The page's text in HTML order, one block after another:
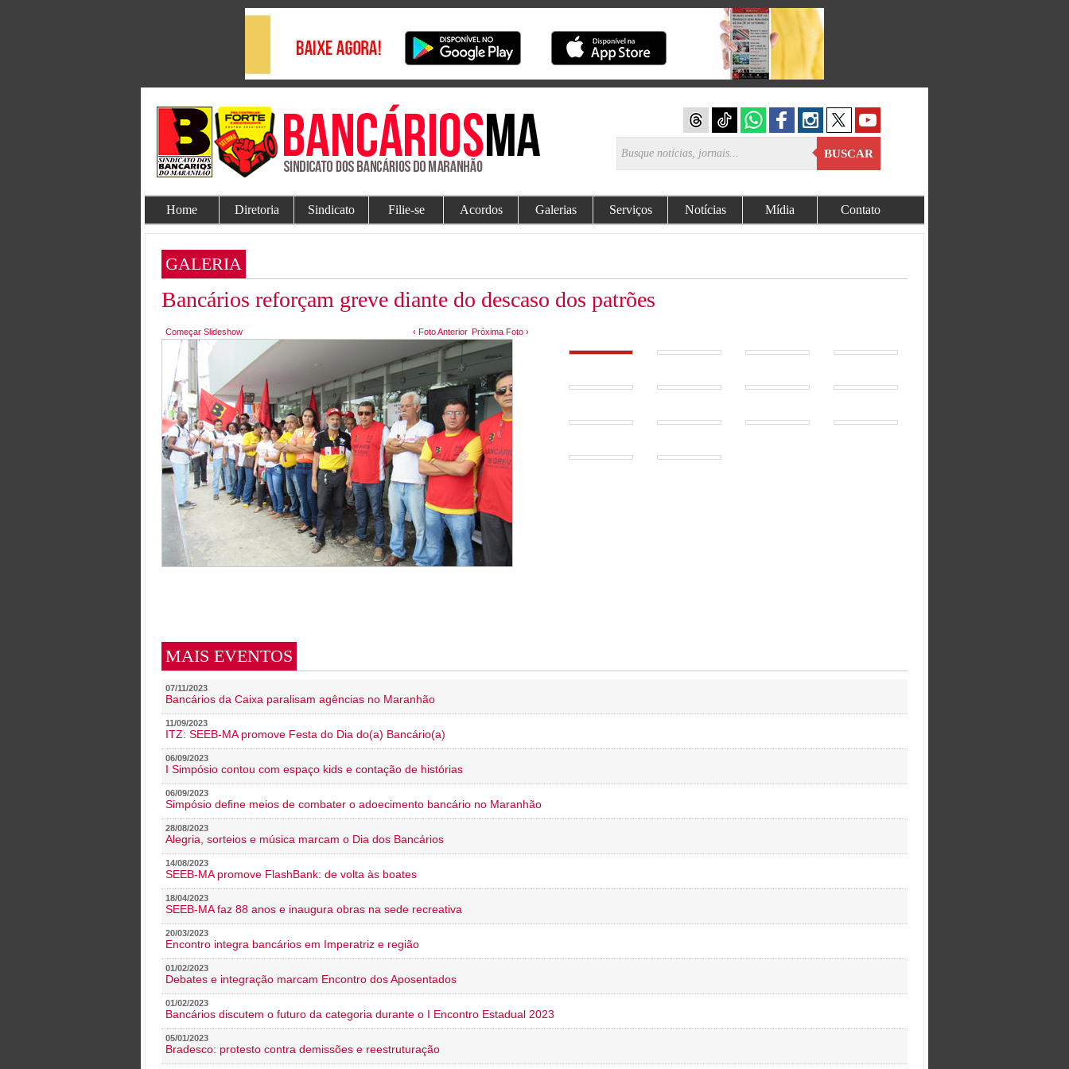
BUSCAR
Home Diretoria Sindicato Filie-se Acordos Galerias Serviços Notícias Mídia Contato
GALERIA
Bancários reforçam greve diante do descaso dos patrões
Começar Slideshow ‹ Foto Anterior Próxima Foto ›
MAIS EVENTOS
07/11/2023
Bancários da Caixa paralisam agências no Maranhão
11/09/2023
ITZ: SEEB-MA promove Festa do Dia do(a) Bancário(a)
06/09/2023
I Simpósio contou com espaço kids e contação de histórias
06/09/2023
Simpósio define meios de combater o adoecimento bancário no Maranhão
28/08/2023
Alegria, sorteios e música marcam o Dia dos Bancários
14/08/2023
SEEB-MA promove FlashBank: de volta às boates
18/04/2023
SEEB-MA faz 88 anos e inaugura obras na sede recreativa
20/03/2023
Encontro integra bancários em Imperatriz e região
01/02/2023
Debates e integração marcam Encontro dos Aposentados
01/02/2023
Bancários discutem o futuro da categoria durante o I Encontro Estadual 2023
05/01/2023
Bradesco: protesto contra demissões e reestruturação